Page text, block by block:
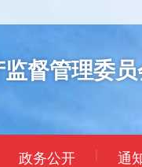
督管理委员
政务公开 | 通